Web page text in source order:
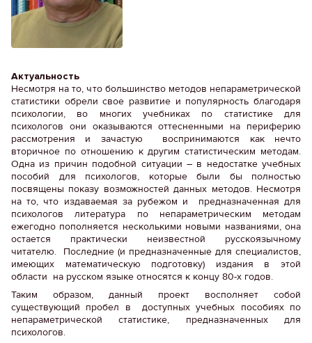
Актуальность
Несмотря на то, что большинство методов непараметрической
статистики обрели свое развитие и популярность благодаря
психологии, во многих учебниках по статистике для
психологов они оказываются оттесненными на периферию
рассмотрения и зачастую воспринимаются как нечто
вторичное по отношению к другим статистическим методам.
Одна из причин подобной ситуации – в недостатке учебных
пособий для психологов, которые были бы полностью
посвящены показу возможностей данных методов. Несмотря
на то, что издаваемая за рубежом и предназначенная для
психологов литература по непараметрическим методам
ежегодно пополняется несколькими новыми названиями, она
остается практически неизвестной русскоязычному
читателю. Последние (и предназначенные для специалистов,
имеющих математическую подготовку) издания в этой
области на русском языке относятся к концу 80-х годов.
Таким образом, данный проект восполняет собой
существующий пробел в доступных учебных пособиях по
непараметрической статистике, предназначенных для
психологов.